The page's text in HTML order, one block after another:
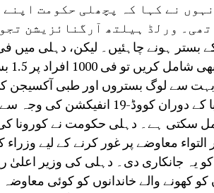
نے کہا کہ پچھلی حکومت
ہم
بہت سے لوگ بستروں اور طبی
گپتا دہلی میں کورونا وبا کے دوران
سکتی ہے۔ دہلی حکومت نے کورونا کی
التواء معاوضے پر غور کرنے کے لیے
یہ جانکاری دی۔ دہلی کی وزیر اعلیٰ
کو کھونے والے خاندانوں کو کوئی معاوضہ